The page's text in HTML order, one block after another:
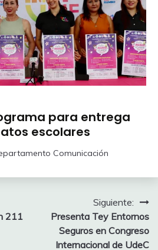
para entrega
escolares
Comunicación
211
Siguiente:
Presenta Tey Entornos
Seguros en Congreso
Internacional de UdeC